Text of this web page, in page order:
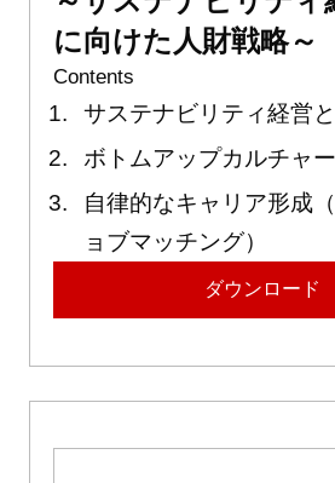
に向けた人財戦略～
Contents
サステナビリティ経営
ボトムアップカルチャ
自律的なキャリア形成
ョブマッチング）
ダウンロード